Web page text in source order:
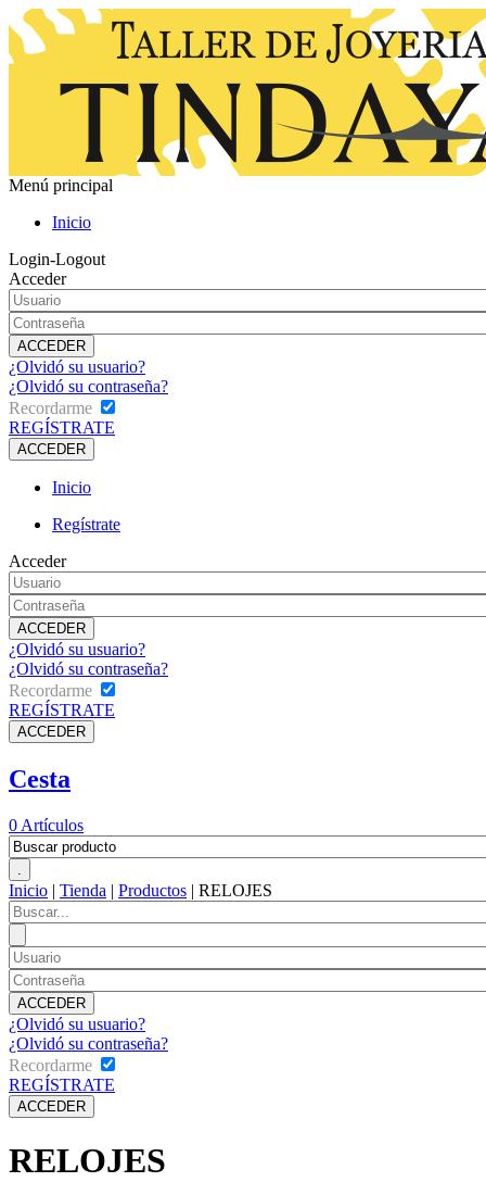
Menú principal
Inicio
Login-Logout
Acceder
¿Olvidó su usuario?
¿Olvidó su contraseña?
Recordarme
REGÍSTRATE
Inicio
Regístrate
Acceder
¿Olvidó su usuario?
¿Olvidó su contraseña?
Recordarme
REGÍSTRATE
Cesta
0 Artículos
Inicio | Tienda | Productos | RELOJES
¿Olvidó su usuario?
¿Olvidó su contraseña?
Recordarme
REGÍSTRATE
RELOJES